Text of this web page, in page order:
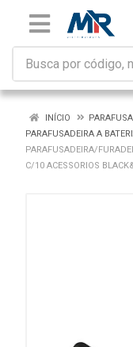
INÍCIO
PARAFUSADEIRA A
PARAFUSADEIRA/
C/10 ACESSORIOS